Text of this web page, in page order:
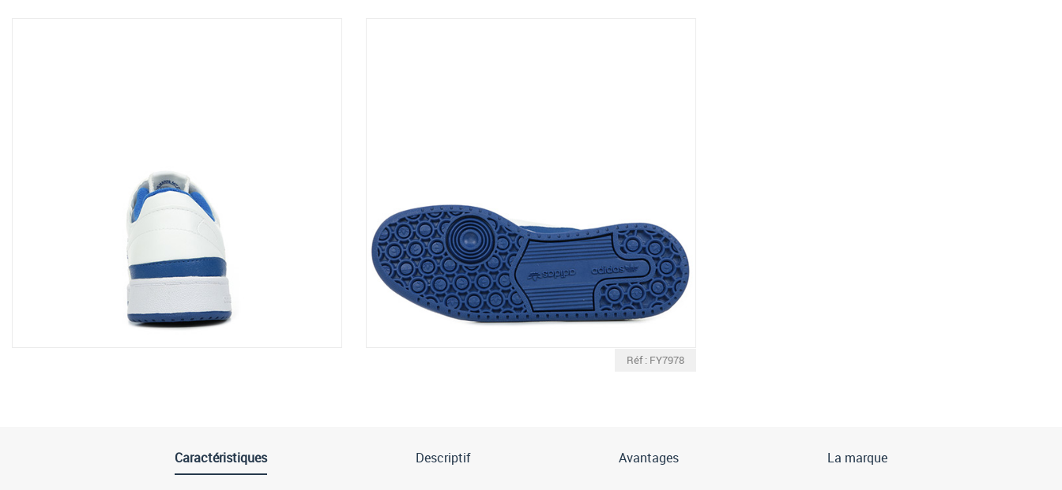
Réf : FY7978
Caractéristiques Descriptif Avantages La marque